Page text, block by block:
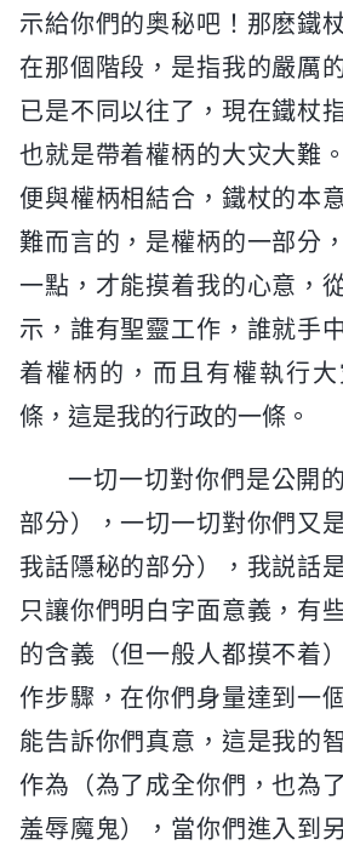
示給你們的奥秘吧！那麽鐵
在那個階段，是指我的嚴厲
已是不同以往了，現在鐵杖
也就是帶着權柄的大灾大難
便與權柄相結合，鐵杖的本
難而言的，是權柄的一部分
一點，才能摸着我的心意，
示，誰有聖靈工作，誰就手
着權柄的，而且有權執行
條，這是我的行政的一條。
一切一切對你們是公開
部分），一切一切對你們又
我話隱秘的部分），我説話
只讓你們明白字面意義，有
的含義（但一般人都摸不着
作步驟，在你們身量達到一
能告訴你們真意，這是我的
作為（為了成全你們，也為
羞辱魔鬼），當你們進入到